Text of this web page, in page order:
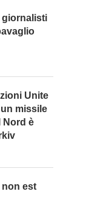
giornalisti
Unite
missile
Nord è
non est